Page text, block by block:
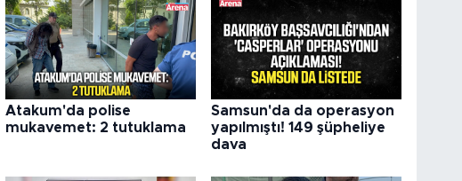
Atakum'da polise
mukavemet: 2 tutuklama
Samsun'da da operasyon
yapılmıştı! 149 şüpheliye
dava